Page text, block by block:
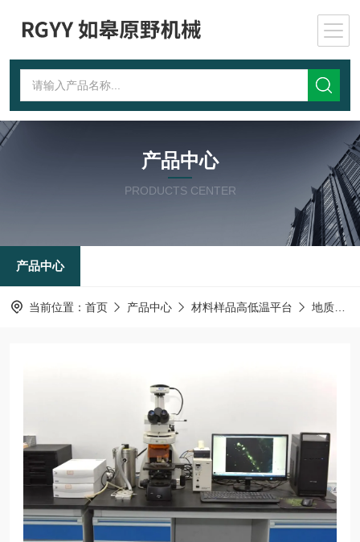
产品中心
PRODUCTS CENTER
产品中心
当前位置： 首页 产品中心 材料样品高低温平台 地质流体包裹体